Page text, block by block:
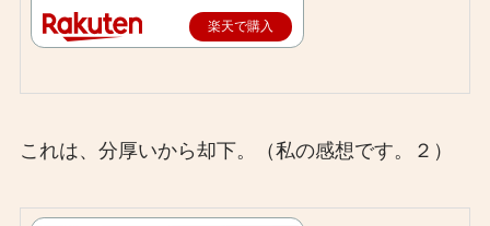
楽天で購入
これは、分厚いから却下。（私の感想です。２）